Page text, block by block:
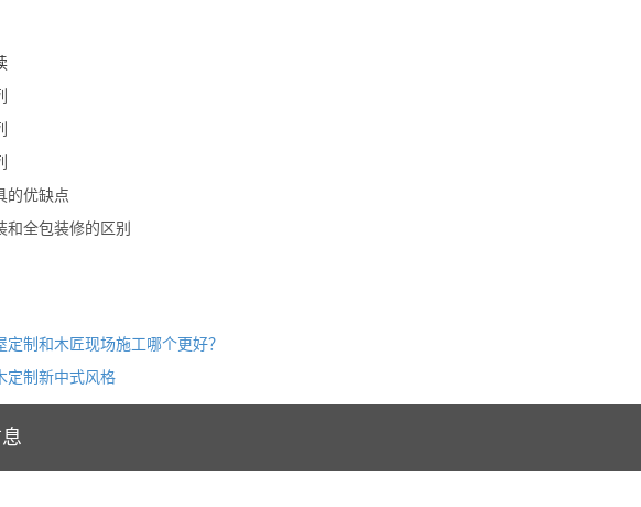
的优缺点
和全包装修的区别
定制和木匠现场施工哪个更好？
定制新中式风格